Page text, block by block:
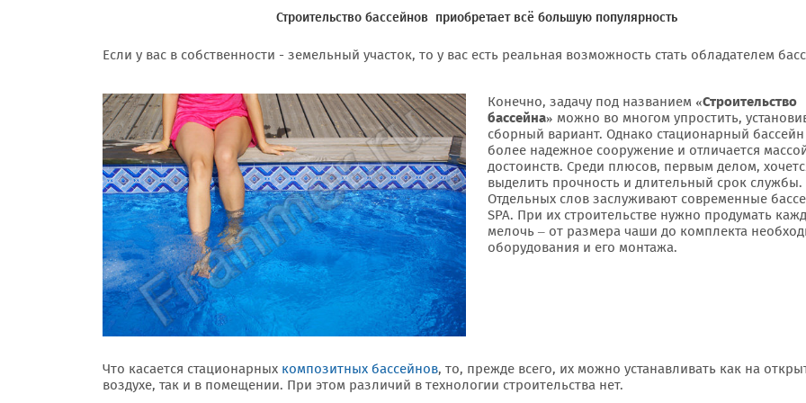
Строительство бассейнов приобретает всё большую популярность
Если у вас в собственности - земельный участок, то у вас есть реальная возможность стать обладателем
Конечно, задачу под названием «Строительство
бассейна» можно во многом упростить,
сборный вариант. Однако стационарный
более надежное сооружение и отличается
достоинств. Среди плюсов, первым делом,
выделить прочность и длительный срок службы.
Отдельных слов заслуживают современные
SPA. При их строительстве нужно продумать
мелочь – от размера чаши до комплекта
оборудования и его монтажа.
Что касается стационарных композитных бассейнов, то, прежде всего, их можно устанавливать как на
воздухе, так и в помещении. При этом различий в технологии строительства нет.